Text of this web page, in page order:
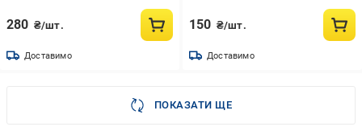
280 ₴/шт.
Доставимо
150 ₴/шт.
Доставимо
ПОКАЗАТИ ЩЕ